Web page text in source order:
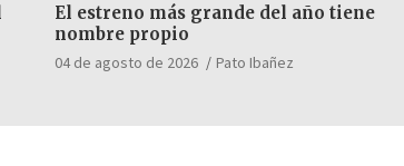
El estreno más grande del año tiene
nombre propio
04 de agosto de 2026 Pato Ibañez